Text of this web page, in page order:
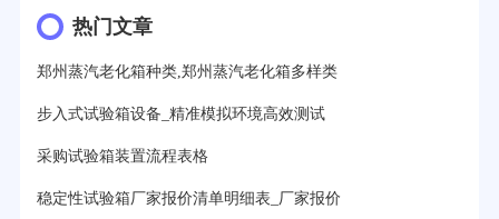
热门文章
郑州蒸汽老化箱种类,郑州蒸汽老化箱多样类
步入式试验箱设备_精准模拟环境高效测试
采购试验箱装置流程表格
稳定性试验箱厂家报价清单明细表_厂家报价